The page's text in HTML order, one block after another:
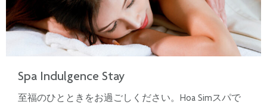
Spa Indulgence Stay
至福のひとときをお過ごしください。Hoa Simスパで